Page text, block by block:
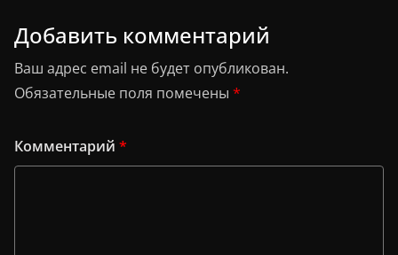
Добавить комментарий
Ваш адрес email не будет опубликован.
Обязательные поля помечены *
Комментарий *